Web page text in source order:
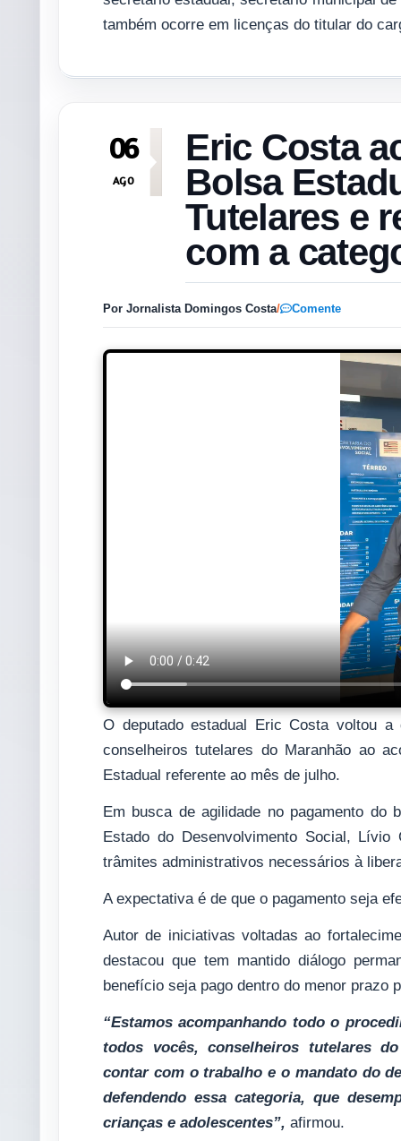
também ocorre em licenças do titular do
06
AGO
Eric Costa
Bolsa
Tutelares e
com a
Por Jornalista Domingos Costa/ Comente
O deputado estadual Eric Costa voltou
conselheiros tutelares do Maranhão ao
Estadual referente ao mês de julho.
Em busca de agilidade no pagamento do
Estado do Desenvolvimento Social,
trâmites administrativos necessários à
A expectativa é de que o pagamento seja
Autor de iniciativas voltadas ao
destacou que tem mantido diálogo
benefício seja pago dentro do menor prazo
“Estamos acompanhando todo o
todos vocês, conselheiros tutelares
contar com o trabalho e o mandato do
defendendo essa categoria, que
crianças e adolescentes”, afirmou.